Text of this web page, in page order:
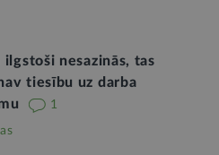
nesazinās, tas
tiesību uz darba
1